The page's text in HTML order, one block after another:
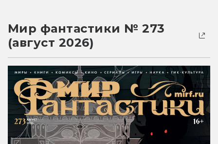
Мир фантастики № 273
(август 2026)